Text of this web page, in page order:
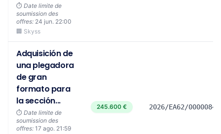
⏱️ Date limite de
soumission des
offres: 24 jun. 22:00
🏢 Skyss
Adquisición de
una plegadora
de gran
formato para
la sección...
⏱️ Date limite de
soumission des
offres: 17 ago. 21:59
245.600 € 2026/EA62/